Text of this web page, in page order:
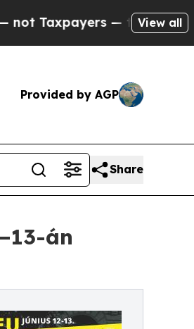
— the Chance to Cash
View all
Provided by AGP
Share
án